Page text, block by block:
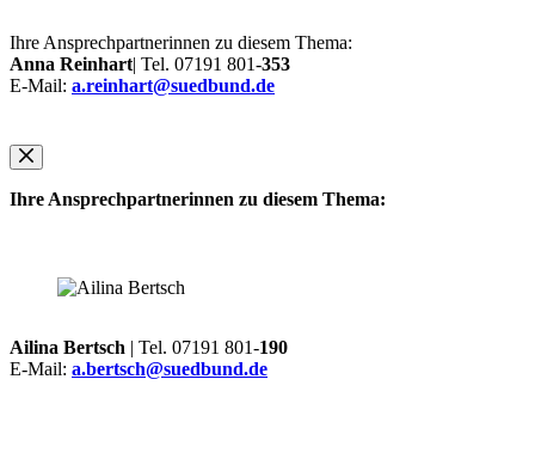
Ihre Ansprechpartnerinnen zu diesem Thema:
Anna Reinhart| Tel. 07191 801-353
E-Mail: a.reinhart@suedbund.de
Ihre Ansprechpartnerinnen zu diesem Thema:
Ailina Bertsch | Tel. 07191 801-190
E-Mail: a.bertsch@suedbund.de